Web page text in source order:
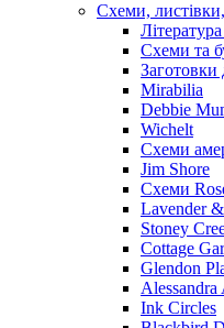
Схеми,
Схеми та
Заготовки
Mirabilia
Debbie
Wichelt
Схеми
Jim Shore
Cхеми
Lavender
Stoney
Cottage
Glendon
Ink Circles